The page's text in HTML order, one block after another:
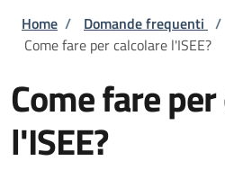
Briciole di pane
Home / Domande frequenti /
Come fare per calcolare l'ISEE?
Come fare
l'ISEE?